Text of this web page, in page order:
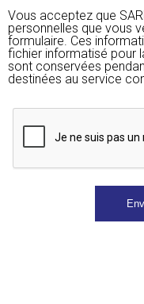
Vous acceptez que
personnelles que vous
formulaire. Ces
fichier informatisé pour
sont conservées
destinées au service